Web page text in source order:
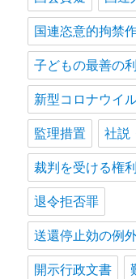
国連恣意的拘禁
子どもの最善の
新型コロナウイ
監理措置 社説
裁判を受ける権利
退令拒否罪
送還停止効の例
開示行政文書